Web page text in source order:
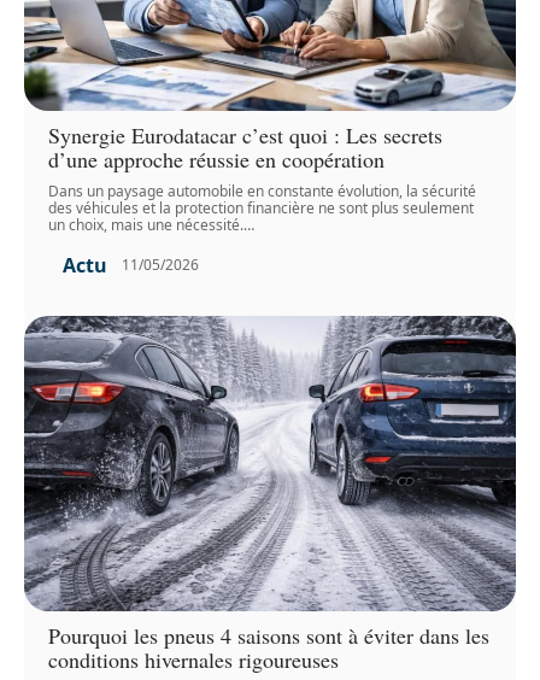
Synergie Eurodatacar c’est quoi : Les secrets
d’une approche réussie en coopération
Dans un paysage automobile en constante évolution, la sécurité
des véhicules et la protection financière ne sont plus seulement
un choix, mais une nécessité.…
Actu 11/05/2026
Pourquoi les pneus 4 saisons sont à éviter dans les
conditions hivernales rigoureuses